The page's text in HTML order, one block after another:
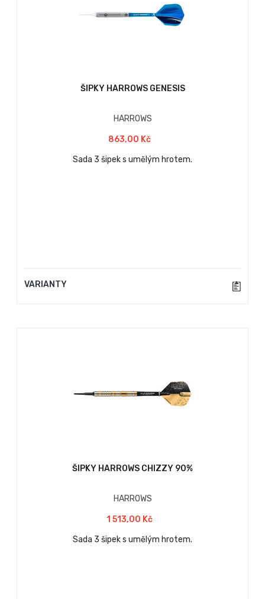
ŠIPKY HARROWS GENESIS
HARROWS
863,00 Kč
Sada 3 šipek s umělým hrotem.
VARIANTY
ŠIPKY HARROWS CHIZZY 90%
HARROWS
1 513,00 Kč
Sada 3 šipek s umělým hrotem.